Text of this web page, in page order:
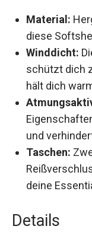
bietet diese
Komfort.
Winddicht:
schützt dich
hält dich
und
Taschen:
deine
Details